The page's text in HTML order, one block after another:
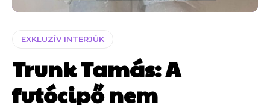
EXKLUZÍV INTERJÚK
Trunk Tamás: A
futócipő nem